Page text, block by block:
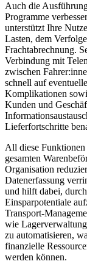
Auch die
Programme
unterstützt Ihre
Lasten, dem
Frachtabrechnung.
Verbindung mit
zwischen
schnell auf
Komplikationen
Kunden und
Lieferfortschritte
All diese
gesamten
Organisation
Datenerfassung
und hilft dabei,
Einsparpotentiale
Transport-
wie
zu automatisieren,
finanzielle
werden können.